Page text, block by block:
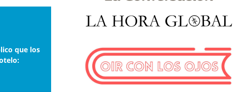
que los